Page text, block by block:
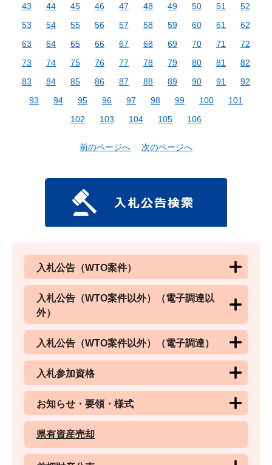
43
44 45 46 47 48 49 50 51
52
53
54 55 56 57 58 59 60 61
62
63
64 65 66 67 68 69 70 71
72
73
74 75 76 77 78 79 80 81
82
83
84 85 86 87 88 89 90 91
92
93
94 95 96 97 98 99 100
101
102
103 104 105 106
前のページへ 次のページへ
入札公告（WTO案件）
入札公告（WTO案件以外）（電子調達以
外）
入札公告（WTO案件以外）（電子調達）
入札参加資格
お知らせ・要領・様式
県有資産売却